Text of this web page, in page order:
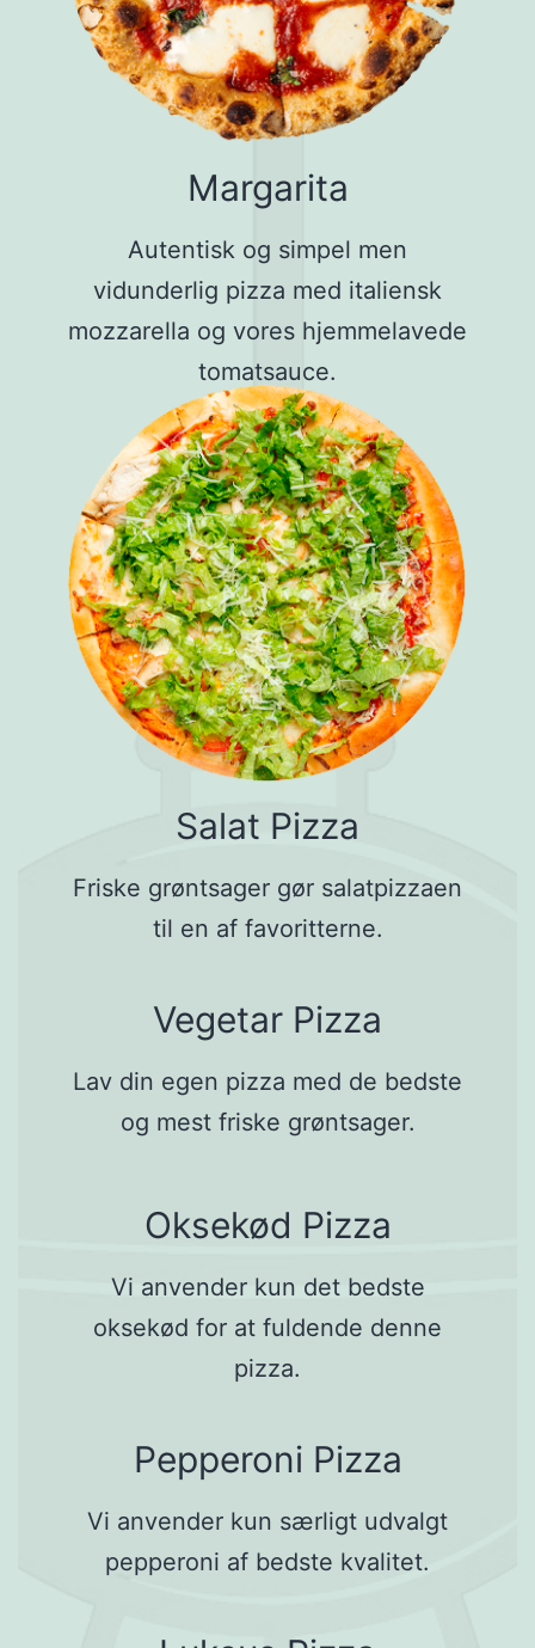
Margarita
Autentisk og simpel men
vidunderlig pizza med italiensk
mozzarella og vores hjemmelavede
tomatsauce.
Salat Pizza
Friske grøntsager gør salatpizzaen
til en af favoritterne.
Vegetar Pizza
Lav din egen pizza med de bedste
og mest friske grøntsager.
Oksekød Pizza
Vi anvender kun det bedste
oksekød for at fuldende denne
pizza.
Pepperoni Pizza
Vi anvender kun særligt udvalgt
pepperoni af bedste kvalitet.